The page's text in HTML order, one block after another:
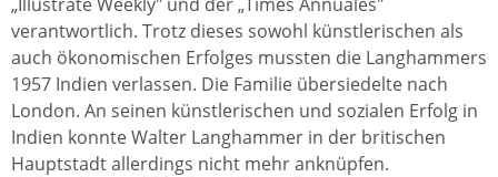
verantwortlich. Trotz dieses sowohl künstlerischen als
auch ökonomischen Erfolges mussten die Langhammers
1957 Indien verlassen. Die Familie übersiedelte nach
London. An seinen künstlerischen und sozialen Erfolg in
Indien konnte Walter Langhammer in der britischen
Hauptstadt allerdings nicht mehr anknüpfen.